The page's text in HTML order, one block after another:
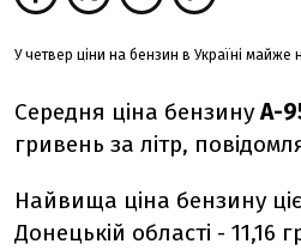
У четвер ціни на бензин в Україні майже
Середня ціна бензинуА-
гривень за літр,
Найвища ціна бензину
Донецькій області - 11,16